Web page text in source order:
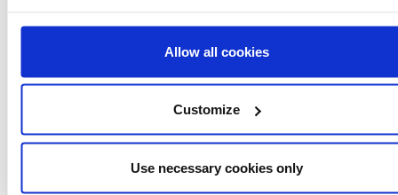
Allow all cookies
Customize
Use necessary cookies only
T032
PINK